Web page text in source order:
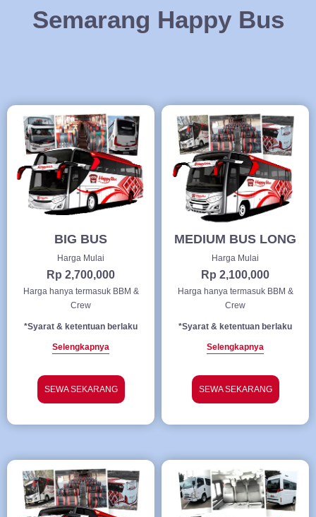
Semarang Happy Bus
BIG BUS
Harga Mulai
Rp 2,700,000
Harga hanya termasuk BBM &
Crew
*Syarat & ketentuan berlaku
Selengkapnya
SEWA SEKARANG
MEDIUM BUS LONG
Harga Mulai
Rp 2,100,000
Harga hanya termasuk BBM &
Crew
*Syarat & ketentuan berlaku
Selengkapnya
SEWA SEKARANG